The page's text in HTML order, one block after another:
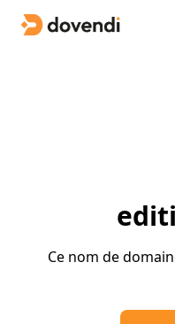
Ce nom de